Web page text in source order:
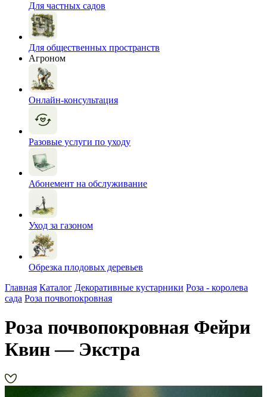
Для частных садов
Для общественных пространств
Агроном
Онлайн-консультация
Разовые услуги по уходу
Абонемент на обслуживание
Уход за газоном
Обрезка плодовых деревьев
Главная Каталог Декоративные кустарники Роза - королева
сада Роза почвопокровная
Роза почвопокровная Фейри
Квин — Экстра